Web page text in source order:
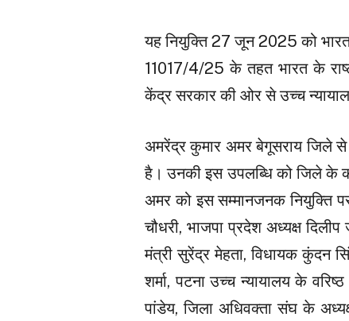
यह नियुक्ति 27 जून 2025 को भारत
11017/4/25 के तहत भारत के
केंद्र सरकार की ओर से उच्च
अमरेंद्र कुमार अमर बेगूसराय जिले से
है। उनकी इस उपलब्धि को जिले के
अमर को इस सम्मानजनक नियुक्ति
चौधरी, भाजपा प्रदेश अध्यक्ष
मंत्री सुरेंद्र मेहता, विधायक कुंदन
शर्मा, पटना उच्च न्यायालय के
पांडेय, जिला अधिवक्ता संघ के